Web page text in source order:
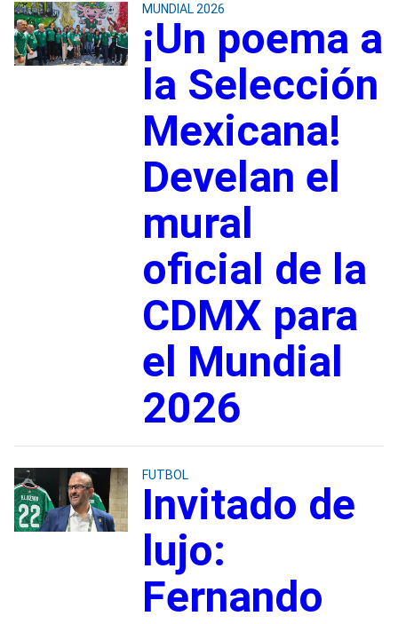
MUNDIAL 2026
¡Un poema a
la Selección
Mexicana!
Develan el
mural
oficial de la
CDMX para
el Mundial
2026
FUTBOL
Invitado de
lujo:
Fernando